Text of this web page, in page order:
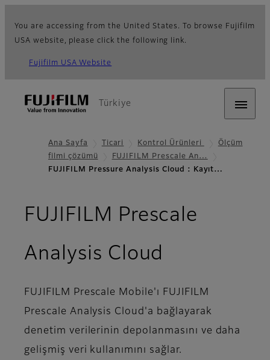
You are accessing from the United States. To browse Fujifilm
USA website, please click the following link.
Fujifilm USA Website
Türkiye
Ana Sayfa Ticari Kontrol Ürünleri
Ölçüm
filmi çözümü
FUJIFILM Prescale An…
FUJIFILM Pressure Analysis Cloud : Kayıt…
FUJIFILM Prescale
Analysis Cloud
FUJIFILM Prescale Mobile'ı FUJIFILM
Prescale Analysis Cloud'a bağlayarak
denetim verilerinin depolanmasını ve daha
gelişmiş veri kullanımını sağlar.